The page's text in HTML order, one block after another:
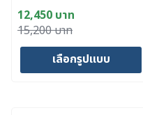
15,200บาท
Original
price
12,450 บาท
Current
price
เลือกรูปแบบ